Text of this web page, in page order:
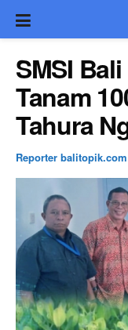
SMSI
Tanam
Tahura
Reporter balitopik.com